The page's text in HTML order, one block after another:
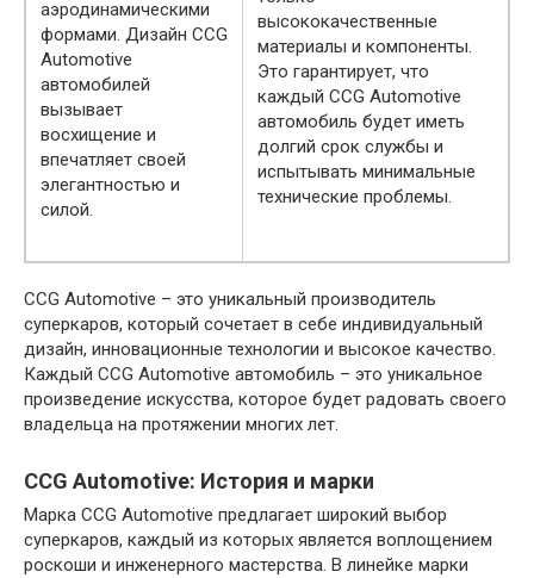
аэродинамическими
формами. Дизайн CCG
Automotive
автомобилей
вызывает
восхищение и
впечатляет своей
элегантностью и
силой.
высококачественные
материалы и компоненты.
Это гарантирует, что
каждый CCG Automotive
автомобиль будет иметь
долгий срок службы и
испытывать минимальные
технические проблемы.
CCG Automotive – это уникальный производитель
суперкаров, который сочетает в себе индивидуальный
дизайн, инновационные технологии и высокое качество.
Каждый CCG Automotive автомобиль – это уникальное
произведение искусства, которое будет радовать своего
владельца на протяжении многих лет.
CCG Automotive: История и марки
Марка CCG Automotive предлагает широкий выбор
суперкаров, каждый из которых является воплощением
роскоши и инженерного мастерства. В линейке марки